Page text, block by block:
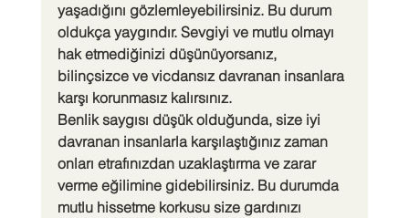
yaşadığını gözlemleyebilirsiniz. Bu durum
oldukça yaygındır. Sevgiyi ve mutlu olmayı
hak etmediğinizi düşünüyorsanız,
bilinçsizce ve vicdansız davranan insanlara
karşı korunmasız kalırsınız.
Benlik saygısı düşük olduğunda, size iyi
davranan insanlarla karşılaştığınız zaman
onları etrafınızdan uzaklaştırma ve zarar
verme eğilimine gidebilirsiniz. Bu durumda
mutlu hissetme korkusu size gardınızı